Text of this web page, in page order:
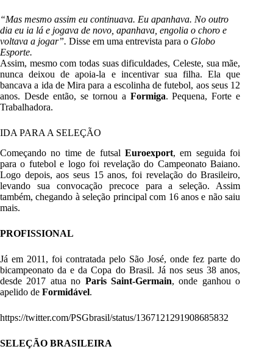
“Mas mesmo assim eu continuava. Eu apanhava. No outro
dia eu ia lá e jogava de novo, apanhava, engolia o choro e
voltava a jogar”. Disse em uma entrevista para o Globo
Esporte.
Assim, mesmo com todas suas dificuldades, Celeste, sua mãe,
nunca deixou de apoia-la e incentivar sua filha. Ela que
bancava a ida de Mira para a escolinha de futebol, aos seus 12
anos. Desde então, se tornou a Formiga. Pequena, Forte e
Trabalhadora.
IDA PARA A SELEÇÃO
Começando no time de futsalEuroexport, em seguida foi
para o futebol e logo foi revelação do Campeonato Baiano.
Logo depois, aos seus 15 anos, foi revelação do Brasileiro,
levando sua convocação precoce para a seleção. Assim
também, chegando à seleção principal com 16 anos e não saiu
mais.
PROFISSIONAL
Já em 2011, foi contratada pelo São José, onde fez parte do
bicampeonato da e da Copa do Brasil. Já nos seus 38 anos,
desde 2017 atua no Paris Saint-Germain, onde ganhou o
apelido de Formidável.
https://twitter.com/PSGbrasil/status/1367121291908685832
SELEÇÃO BRASILEIRA